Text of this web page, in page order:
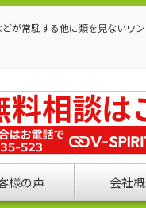
が常駐する他に類を見ないワ
様の声 会社